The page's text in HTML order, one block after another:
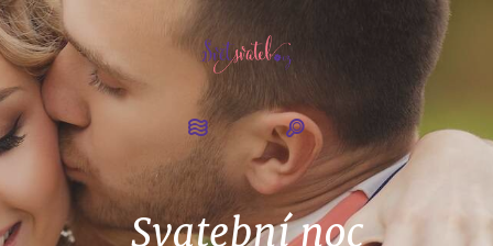
Svatební noc